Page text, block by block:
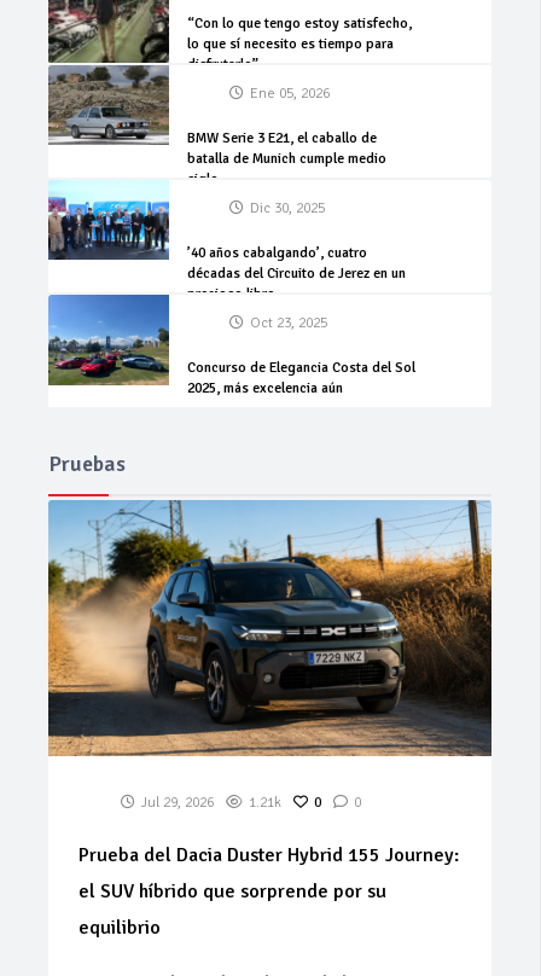
“Con lo que tengo estoy satisfecho,
lo que sí necesito es tiempo para
disfrutarlo”
Ene 05, 2026
BMW Serie 3 E21, el caballo de
batalla de Munich cumple medio
siglo
Dic 30, 2025
’40 años cabalgando’, cuatro
décadas del Circuito de Jerez en un
precioso libro
Oct 23, 2025
Concurso de Elegancia Costa del Sol
2025, más excelencia aún
Pruebas
Jul 29, 2026 1.21k 0 0
Prueba del Dacia Duster Hybrid 155 Journey:
el SUV híbrido que sorprende por su
equilibrio